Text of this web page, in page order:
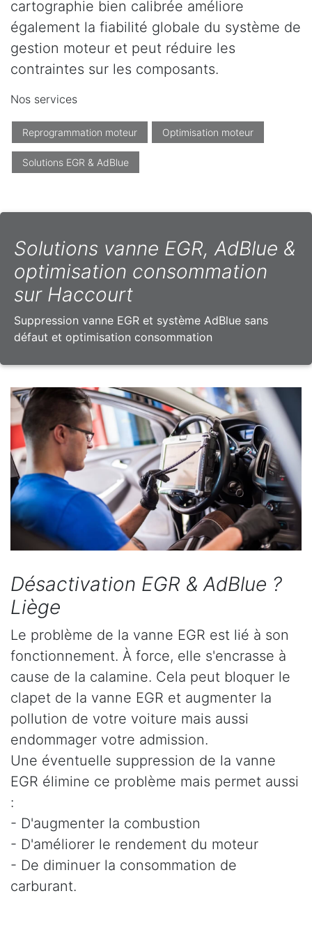
cartographie bien calibrée améliore
également la fiabilité globale du système de
gestion moteur et peut réduire les
contraintes sur les composants.
Nos services
Reprogrammation moteur Optimisation moteur
Solutions EGR & AdBlue
Solutions vanne EGR, AdBlue &
optimisation consommation
sur Haccourt
Suppression vanne EGR et système AdBlue sans
défaut et optimisation consommation
Désactivation EGR & AdBlue ?
Liège
Le problème de la vanne EGR est lié à son
fonctionnement. À force, elle s'encrasse à
cause de la calamine. Cela peut bloquer le
clapet de la vanne EGR et augmenter la
pollution de votre voiture mais aussi
endommager votre admission.
Une éventuelle suppression de la vanne
EGR élimine ce problème mais permet aussi
:
- D'augmenter la combustion
- D'améliorer le rendement du moteur
- De diminuer la consommation de
carburant.